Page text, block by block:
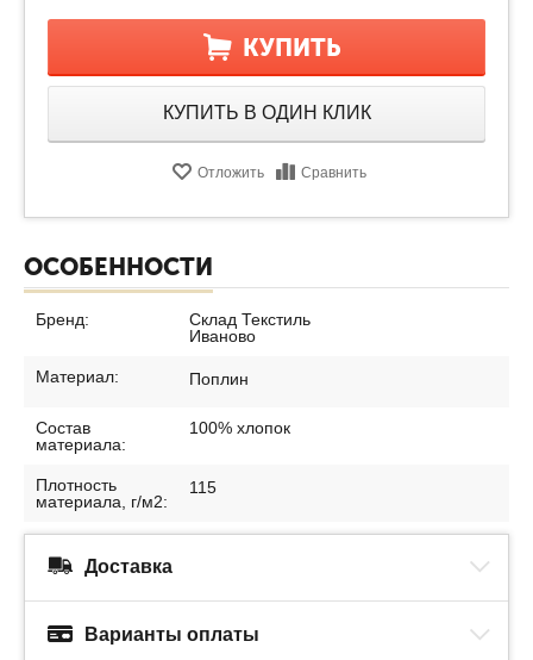
КУПИТЬ
КУПИТЬ В ОДИН КЛИК
Отложить Сравнить
ОСОБЕННОСТИ
Бренд:
Склад Текстиль
Иваново
Материал: Поплин
Состав
материала:
100% хлопок
Плотность
материала, г/м2:
115
Доставка
Варианты оплаты